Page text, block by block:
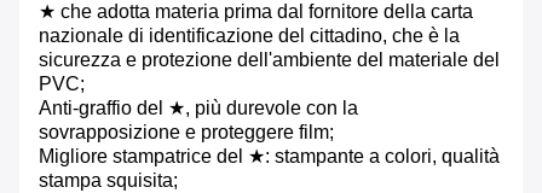
★ che adotta materia prima dal fornitore della carta
nazionale di identificazione del cittadino, che è la
sicurezza e protezione dell'ambiente del materiale del
PVC;
Anti-graffio del ★, più durevole con la
sovrapposizione e proteggere film;
Migliore stampatrice del ★: stampante a colori, qualità
stampa squisita;